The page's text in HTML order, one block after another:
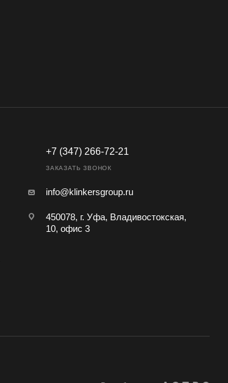
+7 (347) 266-72-21
ЗАКАЗАТЬ ЗВОНОК
info@klinkersgroup.ru
450078, г. Уфа, Владивостокская,
10, офис 3